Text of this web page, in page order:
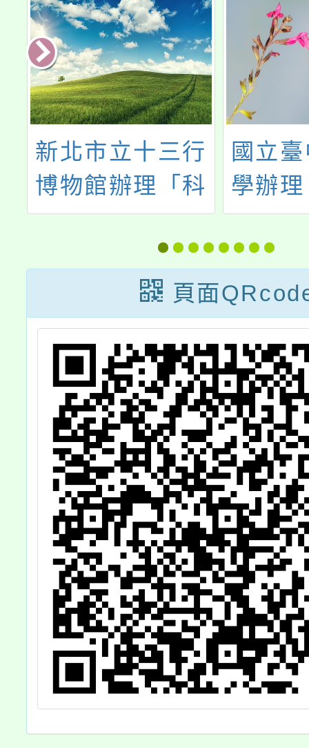
新北市立十三行
博物館辦理「科
技考古台語教師
培訓工作坊」
國立
學辦
能力
頁面